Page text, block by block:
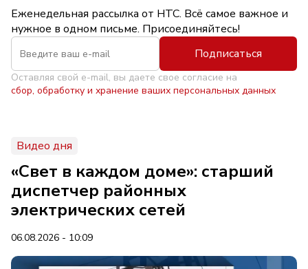
Еженедельная рассылка от НТС. Всё самое важное и
нужное в одном письме. Присоединяйтесь!
Подписаться
Оставляя свой e-mail, вы даете свое согласие на
сбор, обработку и хранение ваших персональных данных
Видео дня
«Свет в каждом доме»: старший
диспетчер районных
электрических сетей
06.08.2026 - 10:09